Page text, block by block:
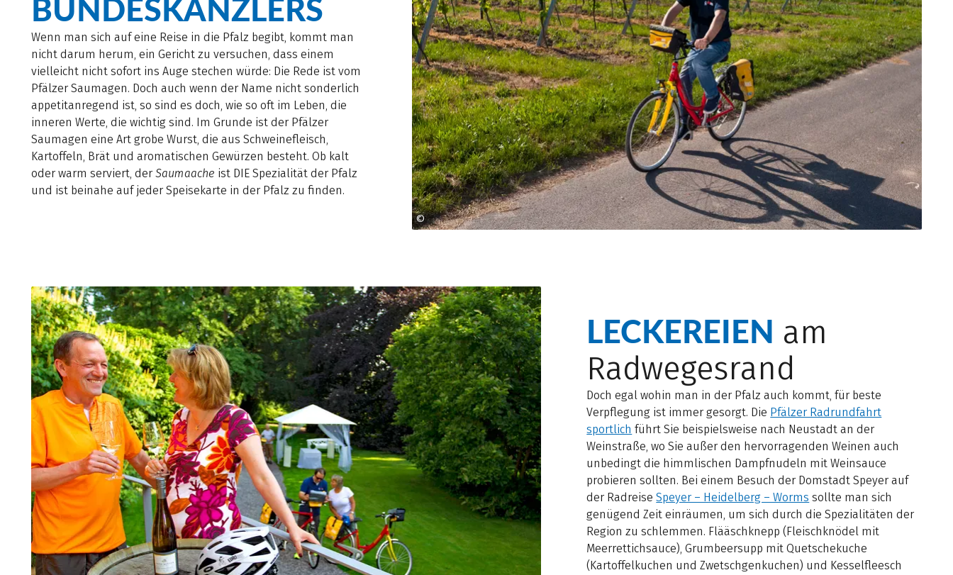
BUNDESKANZLERS
Wenn man sich auf eine Reise in die Pfalz begibt, kommt man
nicht darum herum, ein Gericht zu versuchen, dass einem
vielleicht nicht sofort ins Auge stechen würde: Die Rede ist vom
Pfälzer Saumagen. Doch auch wenn der Name nicht sonderlich
appetitanregend ist, so sind es doch, wie so oft im Leben, die
inneren Werte, die wichtig sind. Im Grunde ist der Pfälzer
Saumagen eine Art grobe Wurst, die aus Schweinefleisch,
Kartoffeln, Brät und aromatischen Gewürzen besteht. Ob kalt
oder warm serviert, der Saumaache ist DIE Spezialität der Pfalz
und ist beinahe auf jeder Speisekarte in der Pfalz zu finden.
© Copyright 1999 Adobe Systems Incorporated
LECKEREIEN am
Radwegesrand
Doch egal wohin man in der Pfalz auch kommt, für beste
Verpflegung ist immer gesorgt. Die Pfälzer Radrundfahrt
sportlich führt Sie beispielsweise nach Neustadt an der
Weinstraße, wo Sie außer den hervorragenden Weinen auch
unbedingt die himmlischen Dampfnudeln mit Weinsauce
probieren sollten. Bei einem Besuch der Domstadt Speyer auf
der RadreiseSpeyer – Heidelberg – Worms sollte man sich
genügend Zeit einräumen, um sich durch die Spezialitäten der
Region zu schlemmen. Flääschknepp (Fleischknödel mit
Meerrettichsauce), Grumbeersupp mit Quetschekuche
(Kartoffelkuchen und Zwetschgenkuchen) und Kesselfleesch